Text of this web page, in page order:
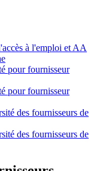
à l'emploi et AA
pour fournisseur
pour fournisseur
des fournisseurs de
des fournisseurs de